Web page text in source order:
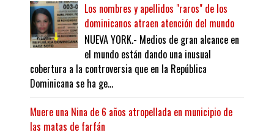
Los nombres y apellidos "raros" de los
dominicanos atraen atención del mundo
NUEVA YORK.- Medios de gran alcance en
el mundo están dando una inusual
cobertura a la controversia que en la República
Dominicana se ha ge...
Muere una Nina de 6 años atropellada en municipio de
las matas de farfán